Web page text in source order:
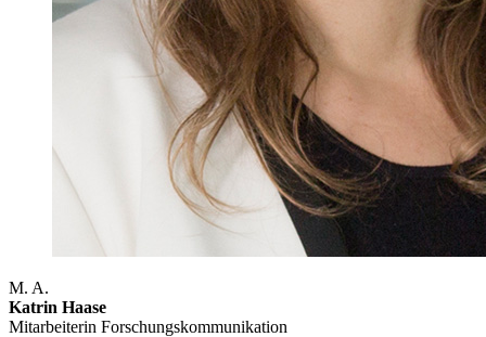
M. A.
Katrin Haase
Mitarbeiterin Forschungs­kommunikation